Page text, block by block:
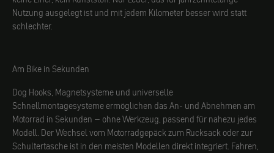
Nutzung ausgelegt ist und mit jedem Kilometer besser wird statt
schlechter.
Am Bike in Sekunden
Dog Hooks, Magnetsysteme und universelle
Schnellmontagesysteme ermöglichen das An- und Abnehmen am
Motorrad in Sekunden – ohne Werkzeug, passend für nahezu jedes
Modell. Der Wechsel vom Motorradgepäck zum Rucksack oder zur
Schultertasche ist in den meisten Modellen direkt integriert. Fahren,